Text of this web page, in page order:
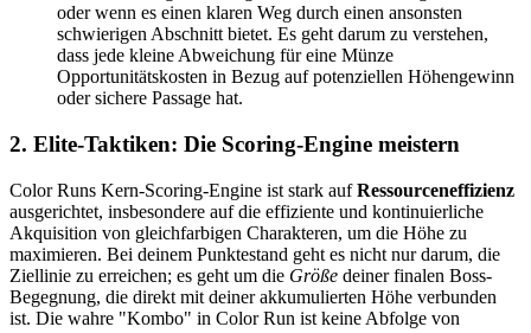
oder wenn es einen klaren Weg durch einen ansonsten
schwierigen Abschnitt bietet. Es geht darum zu verstehen,
dass jede kleine Abweichung für eine Münze
Opportunitätskosten in Bezug auf potenziellen Höhengewinn
oder sichere Passage hat.
2. Elite-Taktiken: Die Scoring-Engine meistern
Color Runs Kern-Scoring-Engine ist stark aufRessourceneffizienz
ausgerichtet, insbesondere auf die effiziente und kontinuierliche
Akquisition von gleichfarbigen Charakteren, um die Höhe zu
maximieren. Bei deinem Punktestand geht es nicht nur darum, die
Ziellinie zu erreichen; es geht um die Größe deiner finalen Boss-
Begegnung, die direkt mit deiner akkumulierten Höhe verbunden
ist. Die wahre "Kombo" in Color Run ist keine Abfolge von